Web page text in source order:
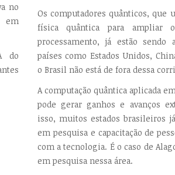
no
do
Os computadores quânticos, que
física quântica para ampliar
processamento, já estão sendo
países como Estados Unidos,
o Brasil não está de fora dessa
A computação quântica aplicada
pode gerar ganhos e avanços
isso, muitos estados brasileiros
em pesquisa e capacitação de
com a tecnologia. É o caso de
em pesquisa nessa área.